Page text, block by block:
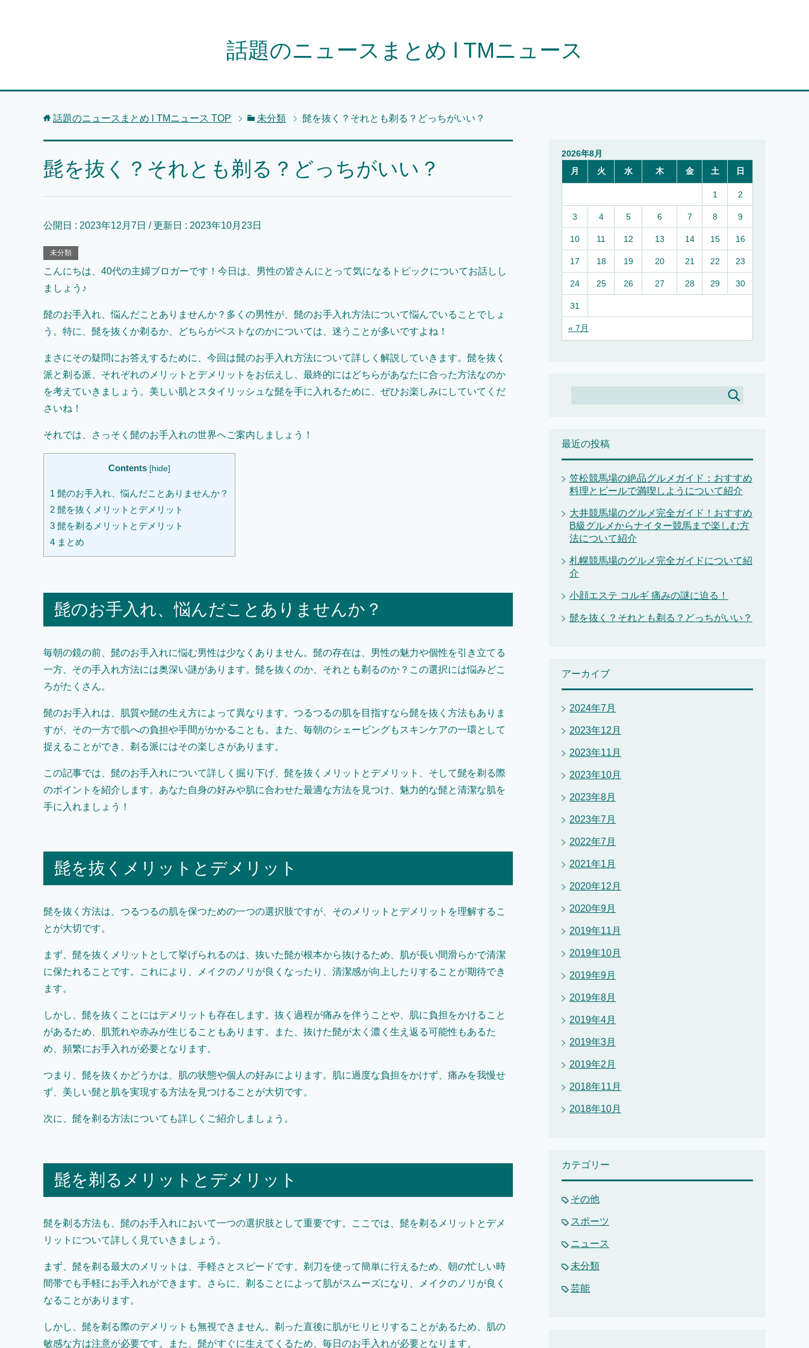
話題のニュースまとめ l TMニュース
話題のニュースまとめ l TMニュース TOP 未分類 髭を抜く？それとも剃る？どっちがいい？
髭を抜く？それとも剃る？どっちがいい？
公開日 : 2023年12月7日 / 更新日 : 2023年10月23日
未分類
こんにちは、40代の主婦ブロガーです！今日は、男性の皆さんにとって気になるトピックについてお話しし
ましょう♪
髭のお手入れ、悩んだことありませんか？多くの男性が、髭のお手入れ方法について悩んでいることでしょ
う。特に、髭を抜くか剃るか、どちらがベストなのかについては、迷うことが多いですよね！
まさにその疑問にお答えするために、今回は髭のお手入れ方法について詳しく解説していきます。髭を抜く
派と剃る派、それぞれのメリットとデメリットをお伝えし、最終的にはどちらがあなたに合った方法なのか
を考えていきましょう。美しい肌とスタイリッシュな髭を手に入れるために、ぜひお楽しみにしていてくだ
さいね！
それでは、さっそく髭のお手入れの世界へご案内しましょう！
Contents [hide]
1 髭のお手入れ、悩んだことありませんか？
2 髭を抜くメリットとデメリット
3 髭を剃るメリットとデメリット
4 まとめ
髭のお手入れ、悩んだことありませんか？
毎朝の鏡の前、髭のお手入れに悩む男性は少なくありません。髭の存在は、男性の魅力や個性を引き立てる
一方、その手入れ方法には奥深い謎があります。髭を抜くのか、それとも剃るのか？この選択には悩みどこ
ろがたくさん。
髭のお手入れは、肌質や髭の生え方によって異なります。つるつるの肌を目指すなら髭を抜く方法もありま
すが、その一方で肌への負担や手間がかかることも。また、毎朝のシェービングもスキンケアの一環として
捉えることができ、剃る派にはその楽しさがあります。
この記事では、髭のお手入れについて詳しく掘り下げ、髭を抜くメリットとデメリット、そして髭を剃る際
のポイントを紹介します。あなた自身の好みや肌に合わせた最適な方法を見つけ、魅力的な髭と清潔な肌を
手に入れましょう！
髭を抜くメリットとデメリット
髭を抜く方法は、つるつるの肌を保つための一つの選択肢ですが、そのメリットとデメリットを理解するこ
とが大切です。
まず、髭を抜くメリットとして挙げられるのは、抜いた髭が根本から抜けるため、肌が長い間滑らかで清潔
に保たれることです。これにより、メイクのノリが良くなったり、清潔感が向上したりすることが期待でき
ます。
しかし、髭を抜くことにはデメリットも存在します。抜く過程が痛みを伴うことや、肌に負担をかけること
があるため、肌荒れや赤みが生じることもあります。また、抜けた髭が太く濃く生え返る可能性もあるた
め、頻繁にお手入れが必要となります。
つまり、髭を抜くかどうかは、肌の状態や個人の好みによります。肌に過度な負担をかけず、痛みを我慢せ
ず、美しい髭と肌を実現する方法を見つけることが大切です。
次に、髭を剃る方法についても詳しくご紹介しましょう。
髭を剃るメリットとデメリット
髭を剃る方法も、髭のお手入れにおいて一つの選択肢として重要です。ここでは、髭を剃るメリットとデメ
リットについて詳しく見ていきましょう。
まず、髭を剃る最大のメリットは、手軽さとスピードです。剃刀を使って簡単に行えるため、朝の忙しい時
間帯でも手軽にお手入れができます。さらに、剃ることによって肌がスムーズになり、メイクのノリが良く
なることがあります。
しかし、髭を剃る際のデメリットも無視できません。剃った直後に肌がヒリヒリすることがあるため、肌の
敏感な方は注意が必要です。また、髭がすぐに生えてくるため、毎日のお手入れが必要となります。
2026年8月
月
火 水 木 金 土 日
« 7月
1 2
3 4 5 6 7 8 9
10 11 12 13 14 15 16
17 18 19 20 21 22 23
24 25 26 27 28 29 30
31
最近の投稿
笠松競馬場の絶品グルメガイド：おすすめ
料理とビールで満喫しようについて紹介
大井競馬場のグルメ完全ガイド！おすすめ
B級グルメからナイター競馬まで楽しむ方
法について紹介
札幌競馬場のグルメ完全ガイドについて紹
介
小顔エステ コルギ 痛みの謎に迫る！
髭を抜く？それとも剃る？どっちがいい？
アーカイブ
2024年7月
2023年12月
2023年11月
2023年10月
2023年8月
2023年7月
2022年7月
2021年1月
2020年12月
2020年9月
2019年11月
2019年10月
2019年9月
2019年8月
2019年4月
2019年3月
2019年2月
2018年11月
2018年10月
カテゴリー
その他
スポーツ
ニュース
未分類
芸能